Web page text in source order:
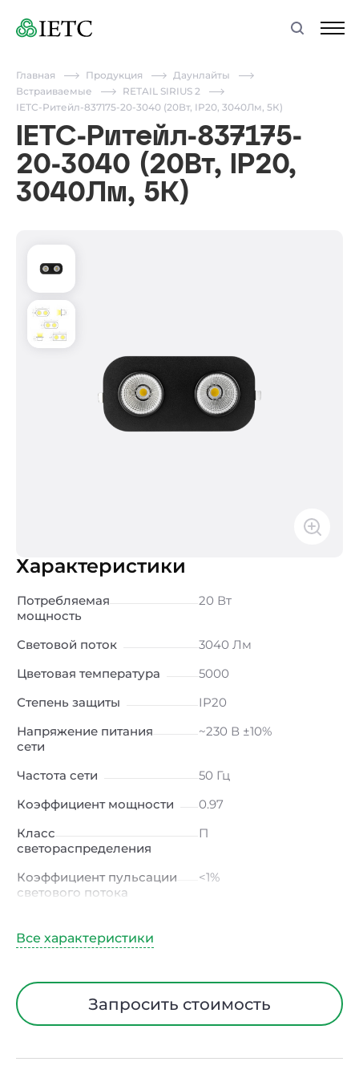
Главная Продукция
Даунлайты
Встраиваемые
RETAIL SIRIUS 2
IETC-Ритейл-837175-20-3040 (20Вт, IP20, 3040Лм, 5К)
IETC-Ритейл-837175-
20-3040 (20Вт, IP20,
3040Лм, 5К)
Характеристики
Потребляемая
мощность
20 Вт
Световой поток
3040 Лм
Цветовая температура
5000
Степень защиты
IP20
Напряжение питания
сети
~230 В ±10%
Частота сети
50 Гц
Коэффициент мощности
0.97
Класс
светораспределения
П
Коэффициент пульсации
светового потока
<1%
Тип кривой силы света
/ Г (глубокая)
Угол рассеивания
15° / 23° / 30° / 45° / 60°
Запросить стоимость